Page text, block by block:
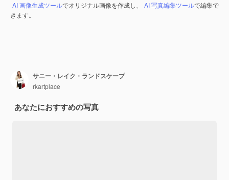
AI 画像生成ツールでオリジナル画像を作成し、 AI 写真編集ツールで編集で
きます。
サニー・レイク・ランドスケープ
rkartplace
あなたにおすすめの写真